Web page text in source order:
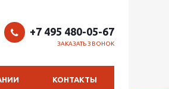
+7 495 480-05-67
ЗАКАЗАТЬ ЗВОНОК
КОНТАКТЫ